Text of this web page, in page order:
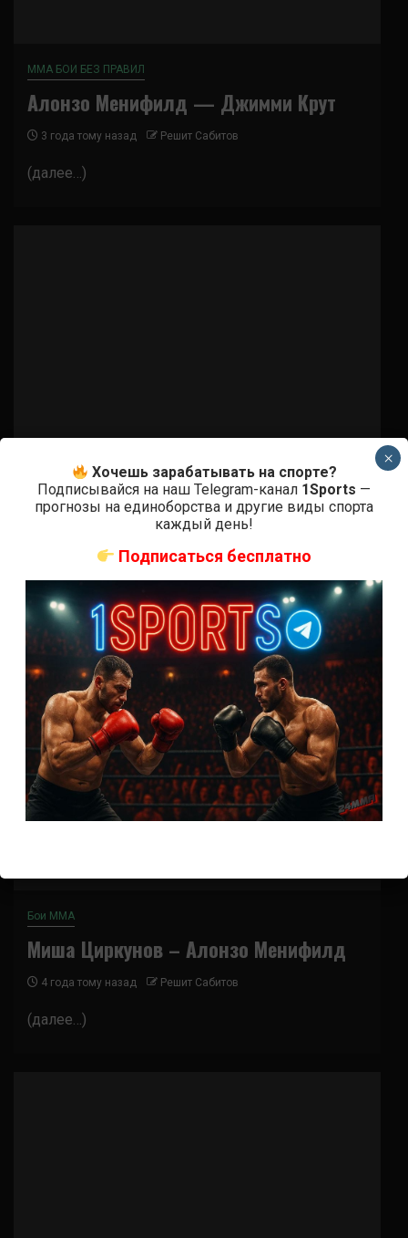
ММА БОИ БЕЗ ПРАВИЛ
Алонзо Менифилд — Джимми Крут
3 года тому назад Решит Сабитов
(далее…)
ММА БОИ БЕЗ ПРАВИЛ
Джимми Крут – Алонзо Менифилд
3 года тому назад Решит Сабитов
(далее…)
2
Бои ММА
Миша Циркунов – Алонзо Менифилд
4 года тому назад Решит Сабитов
(далее…)
Хочешь зарабатывать на спорте?
Подписывайся на наш Telegram-канал 1Sports —
прогнозы на единоборства и другие виды спорта
каждый день!
Подписаться бесплатно
×